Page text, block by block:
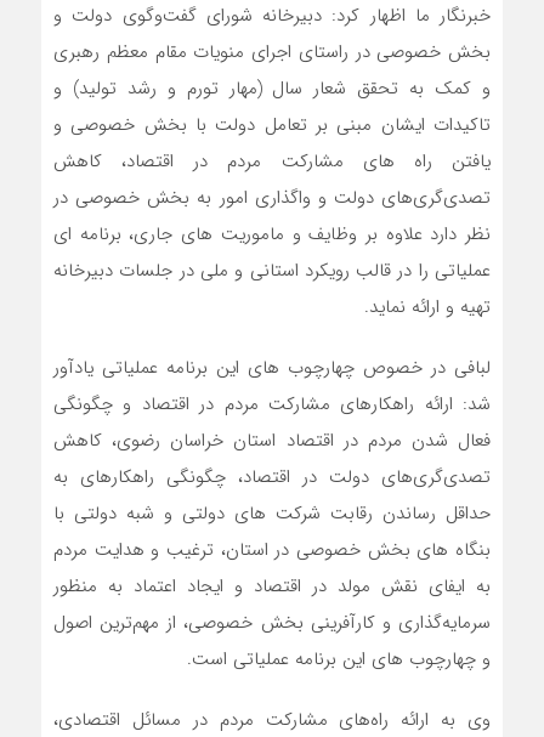
خبرنگار ما اظهار کرد: دبیرخانه شورای گفت‌وگوی دولت و
بخش خصوصی در راستای اجرای منویات مقام معظم رهبری
و کمک به تحقق شعار سال (مهار تورم و رشد تولید) و
تاکیدات ایشان مبنی بر تعامل دولت با بخش خصوصی و
یافتن راه های مشارکت مردم در اقتصاد، کاهش
تصدی‌گری‌های دولت و واگذاری امور به بخش خصوصی در
نظر دارد علاوه بر وظایف و ماموریت های جاری، برنامه ای
عملیاتی را در قالب رویکرد استانی و ملی در جلسات دبیرخانه
تهیه و ارائه نماید.
لبافی در خصوص چهارچوب های این برنامه عملیاتی یادآور
شد: ارائه راهکارهای مشارکت مردم در اقتصاد و چگونگی
فعال شدن مردم در اقتصاد استان خراسان رضوی، کاهش
تصدی‌گری‌های دولت در اقتصاد، چگونگی راهکارهای به
حداقل رساندن رقابت شرکت های دولتی و شبه دولتی با
بنگاه های بخش خصوصی در استان، ترغیب و هدایت مردم
به ایفای نقش مولد در اقتصاد و ایجاد اعتماد به منظور
سرمایه‌گذاری و کارآفرینی بخش خصوصی، از مهم‌ترین اصول
و چهارچوب های این برنامه عملیاتی است.
وی به ارائه راه‌های مشارکت مردم در مسائل اقتصادی،